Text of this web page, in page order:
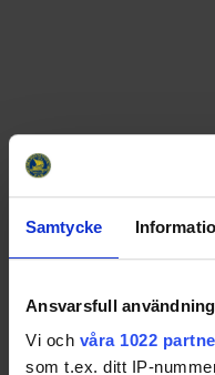
Samtycke
Ansvarsfull
Vi och våra 1022
som t.ex. ditt IP-
Swehockey – Svenska
Swehockey ger dig